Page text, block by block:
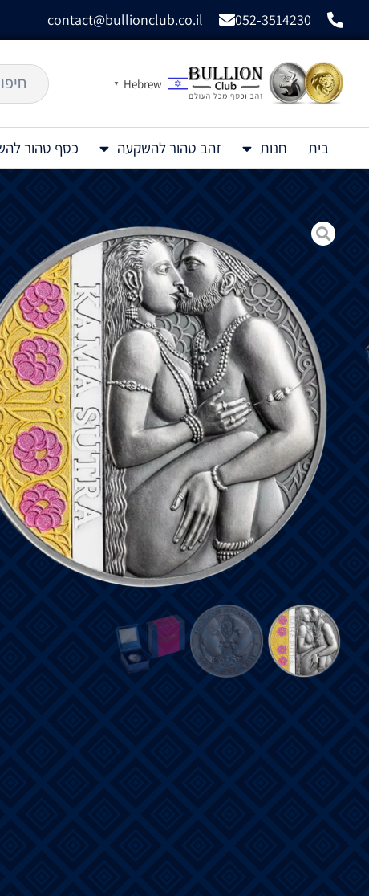
052-3514230
contact@bullionclub.co.il
Hebrew
▼
בית חנות זהב טהור להשקעה כסף טהור